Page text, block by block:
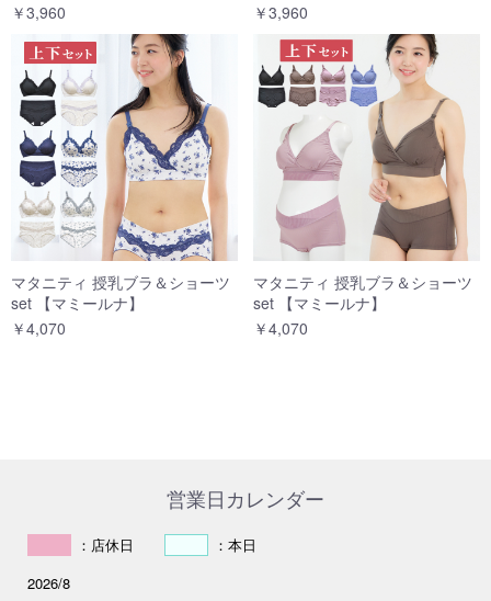
￥3,960
￥3,960
マタニティ 授乳ブラ＆ショーツ
set 【マミールナ】
￥4,070
マタニティ 授乳ブラ＆ショーツ
set 【マミールナ】
￥4,070
営業日カレンダー
：店休日
：本日
2026/8